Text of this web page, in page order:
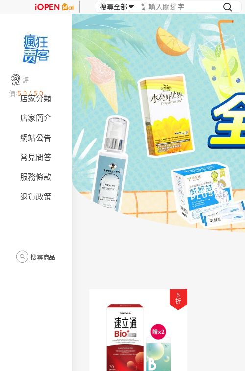
評
價:5.0 / 5.0
搜尋商品
店家分類
店家簡介
網站公告
常見問答
服務條款
退貨政策
5
折